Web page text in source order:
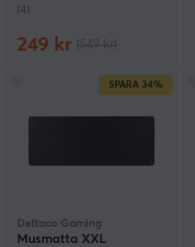
(4)
249 kr
SPARA 34%
Deltaco Gaming
Musmatta XXL